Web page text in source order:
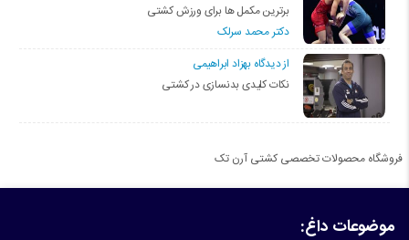
برترین مکمل ها برای ورزش کشتی
دکتر محمد سرلک
از دیدگاه بهزاد ابراهیمی
نکات کلیدی بدنسازی در کشتی
فروشگاه محصولات تخصصی کشتی آرن تک
موضوعات داغ: